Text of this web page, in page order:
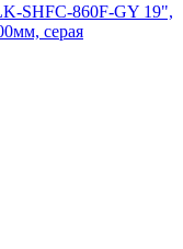
SHFC-860F-GY 19",
серая